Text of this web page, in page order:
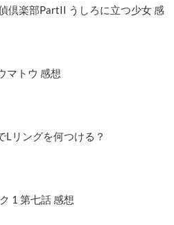
倶楽部PartII うしろに立つ少女 感
マトウ 感想
Lリングを何つける？
1 第七話 感想